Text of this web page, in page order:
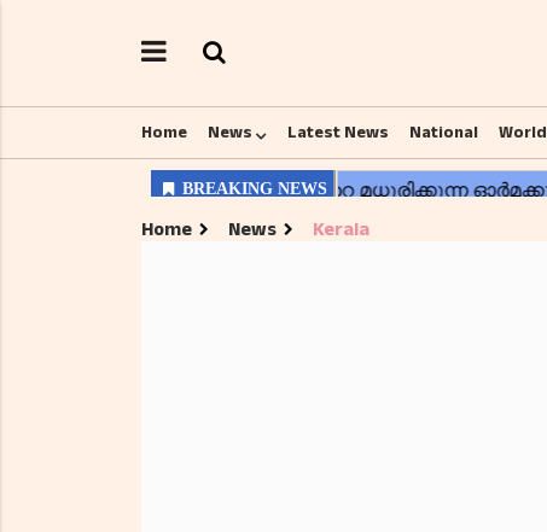
Home News Latest News National World
Home News Kerala